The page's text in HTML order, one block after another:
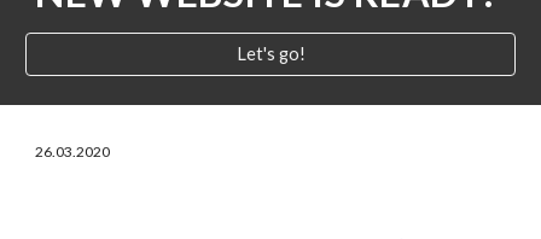
Let's go!
26.03.2020